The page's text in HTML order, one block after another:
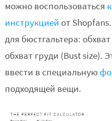
можно воспользоваться
инструкцией от
для бюстгальтера:
обхват груди (Bust size).
ввести в специальную
подходящей вещи.